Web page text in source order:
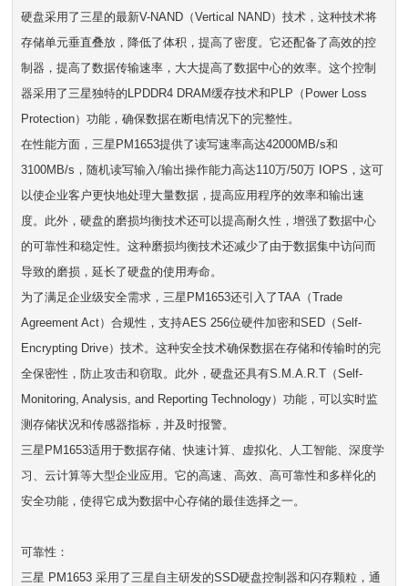
硬盘采用了三星的最新V-NAND（Vertical NAND）技术，这种技术将
存储单元垂直叠放，降低了体积，提高了密度。它还配备了高效的控
制器，提高了数据传输速率，大大提高了数据中心的效率。这个控制
器采用了三星独特的LPDDR4 DRAM缓存技术和PLP（Power Loss
Protection）功能，确保数据在断电情况下的完整性。
在性能方面，三星PM1653提供了读写速率高达42000MB/s和
3100MB/s，随机读写输入/输出操作能力高达110万/50万 IOPS，这可
以使企业客户更快地处理大量数据，提高应用程序的效率和输出速
度。此外，硬盘的磨损均衡技术还可以提高耐久性，增强了数据中心
的可靠性和稳定性。这种磨损均衡技术还减少了由于数据集中访问而
导致的磨损，延长了硬盘的使用寿命。
为了满足企业级安全需求，三星PM1653还引入了TAA（Trade
Agreement Act）合规性，支持AES 256位硬件加密和SED（Self-
Encrypting Drive）技术。这种安全技术确保数据在存储和传输时的完
全保密性，防止攻击和窃取。此外，硬盘还具有S.M.A.R.T（Self-
Monitoring, Analysis, and Reporting Technology）功能，可以实时监
测存储状况和传感器指标，并及时报警。
三星PM1653适用于数据存储、快速计算、虚拟化、人工智能、深度学
习、云计算等大型企业应用。它的高速、高效、高可靠性和多样化的
安全功能，使得它成为数据中心存储的最佳选择之一。
可靠性：
三星 PM1653 采用了三星自主研发的SSD硬盘控制器和闪存颗粒，通